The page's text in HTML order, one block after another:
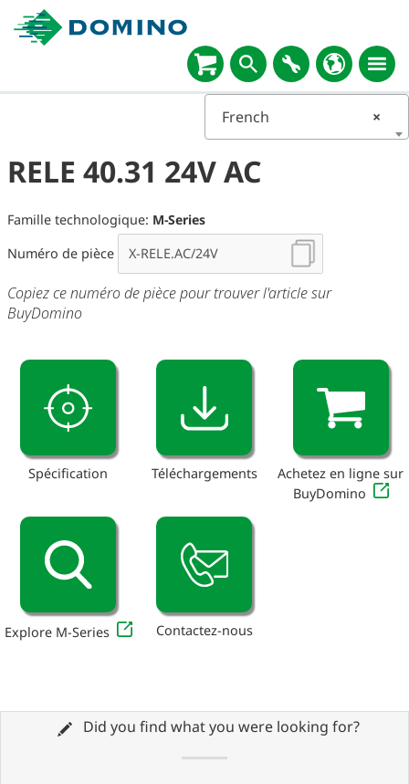
×
French
RELE 40.31 24V AC
Famille technologique: M-Series
Numéro de pièce
Copiez ce numéro de pièce pour trouver l'article sur
BuyDomino
Spécification Téléchargements
Achetez en ligne sur
BuyDomino
Explore M-Series Contactez-nous
Did you find what you were looking for?